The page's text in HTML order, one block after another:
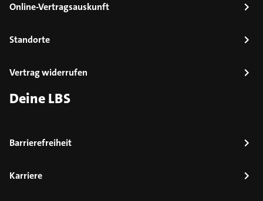
Online-Vertragsauskunft
Standorte
Vertrag widerrufen
Deine LBS
Barrierefreiheit
Karriere